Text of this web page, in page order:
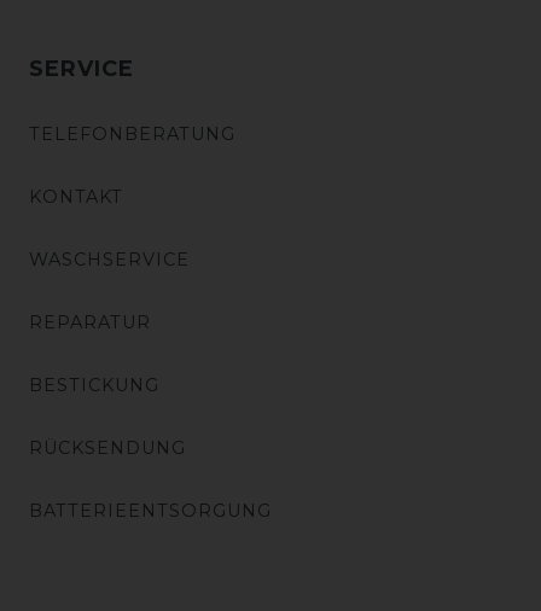
SERVICE
TELEFONBERATUNG
KONTAKT
WASCHSERVICE
REPARATUR
BESTICKUNG
RÜCKSENDUNG
BATTERIEENTSORGUNG